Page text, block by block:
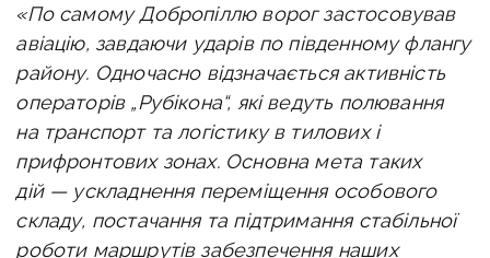
«По самому Добропіллю ворог застосовував
авіацію, завдаючи ударів по південному флангу
району. Одночасно відзначається активність
операторів „Рубікона“, які ведуть полювання
на транспорт та логістику в тилових і
прифронтових зонах. Основна мета таких
дій — ускладнення переміщення особового
складу, постачання та підтримання стабільної
роботи маршрутів забезпечення наших